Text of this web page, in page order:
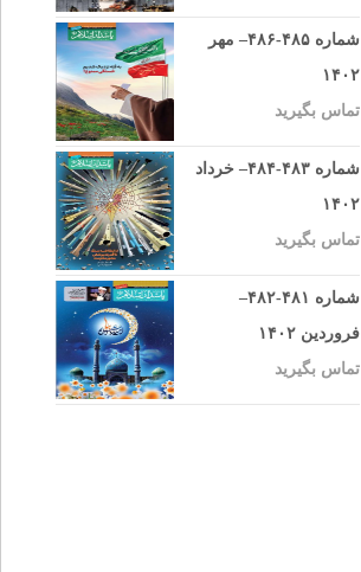
شماره ۴۸۵-۴۸۶– مهر
۱۴۰۲
تماس بگیرید
شماره ۴۸۳-۴۸۴– خرداد
۱۴۰۲
تماس بگیرید
شماره ۴۸۱-۴۸۲–
فروردین ۱۴۰۲
تماس بگیرید